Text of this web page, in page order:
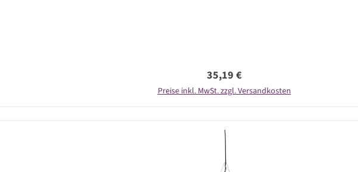
Regulärer Preis:
35,19 €
Preise inkl. MwSt. zzgl. Versandkosten